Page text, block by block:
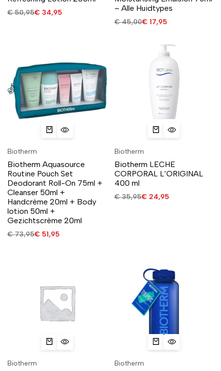
€50,95€ 34,95
– Alle Huidtypes
€45,00€17,95
Biotherm
Biotherm Aquasource
Routine Pouch Set
Deodorant Roll-On 75ml +
Cleanser 50ml +
Handcrème 20ml + Body
lotion 50ml +
Gezichtscrème 20ml
€73,95€ 51,95
Biotherm
Biotherm LECHE
CORPORAL L’ORIGINAL
400 ml
€35,95€24,95
Biotherm Biotherm